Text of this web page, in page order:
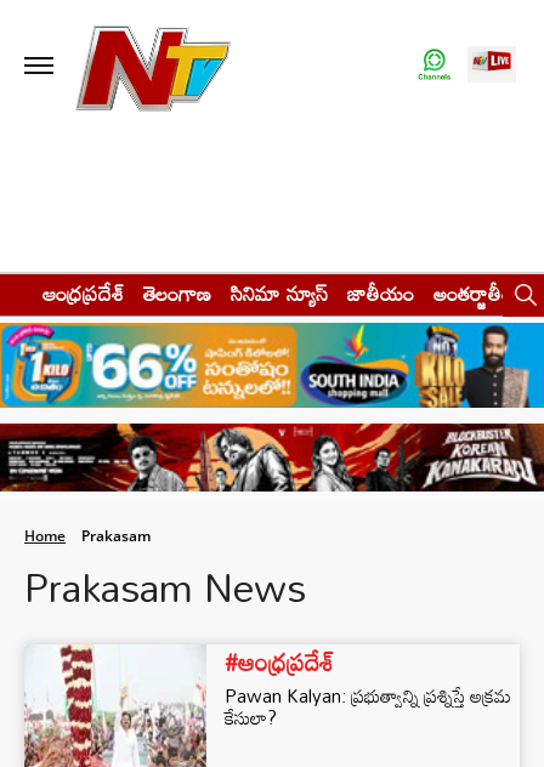
ఆంధ్రప్రదేశ్ తెలంగాణ సినిమా న్యూస్ జాతీయం అంతర్జాతీయం
Home Prakasam
Prakasam News
#ఆంధ్రప్రదేశ్
Pawan Kalyan: ప్రభుత్వాన్ని ప్రశ్నిస్తే అక్రమ
కేసులా?